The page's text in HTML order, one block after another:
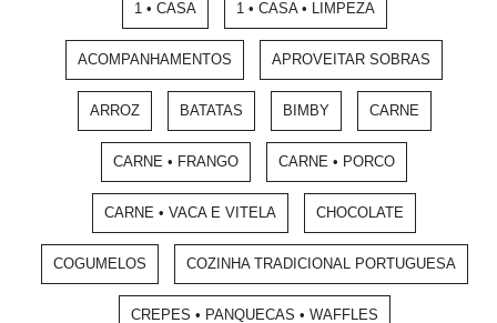
1 • CASA 1 • CASA • LIMPEZA
ACOMPANHAMENTOS APROVEITAR SOBRAS
ARROZ BATATAS BIMBY CARNE
CARNE • FRANGO CARNE • PORCO
CARNE • VACA E VITELA CHOCOLATE
COGUMELOS COZINHA TRADICIONAL PORTUGUESA
CREPES • PANQUECAS • WAFFLES